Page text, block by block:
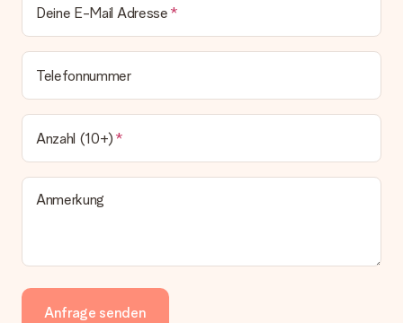
Deine E-Mail Adresse
Telefonnummer
Anzahl (10+)
Anmerkung
Anfrage senden